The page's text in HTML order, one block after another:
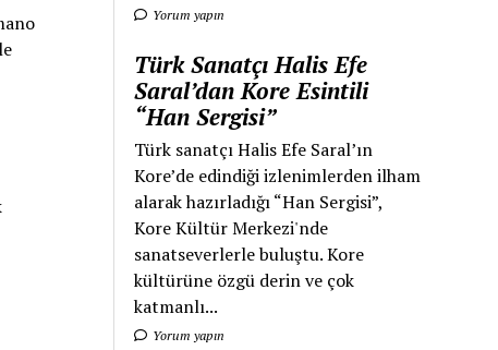
Yorum yapın
Türk Sanatçı Halis Efe
Saral’dan Kore Esintili
“Han Sergisi”
Türk sanatçı Halis Efe Saral’ın
Kore’de edindiği izlenimlerden ilham
alarak hazırladığı “Han Sergisi”,
Kore Kültür Merkezi'nde
sanatseverlerle buluştu. Kore
kültürüne özgü derin ve çok
katmanlı...
Yorum yapın